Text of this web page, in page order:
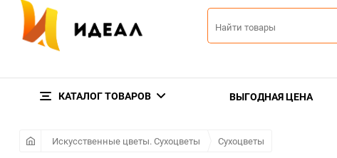
КАТАЛОГ ТОВАРОВ ВЫГОДНАЯ ЦЕНА
Искусственные цветы. Сухоцветы Сухоцветы